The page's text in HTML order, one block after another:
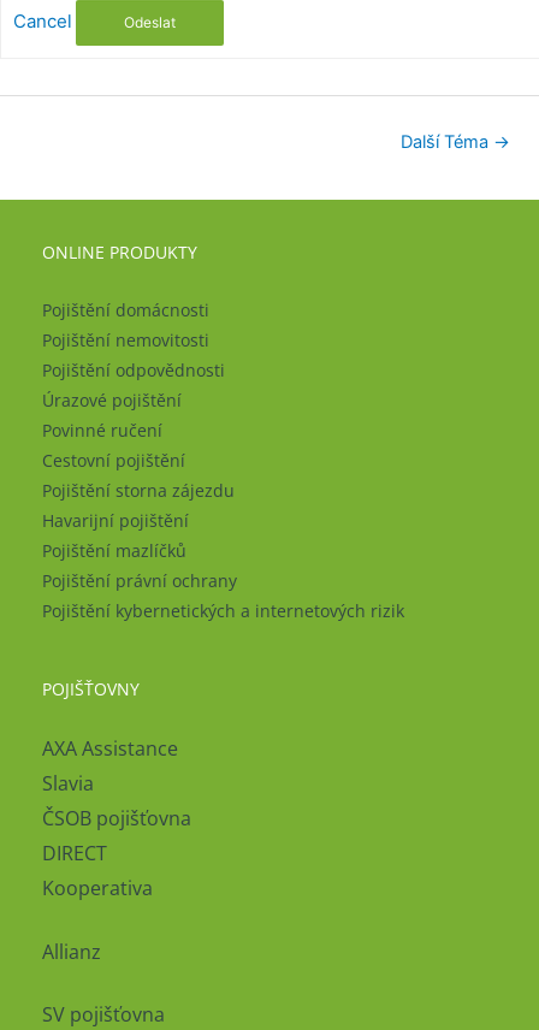
Cancel Odeslat
Další Téma →
ONLINE PRODUKTY
Pojištění domácnosti
Pojištění nemovitosti
Pojištění odpovědnosti
Úrazové pojištění
Povinné ručení
Cestovní pojištění
Pojištění storna zájezdu
Havarijní pojištění
Pojištění mazlíčků
Pojištění právní ochrany
Pojištění kybernetických a internetových rizik
POJIŠŤOVNY
AXA Assistance
Slavia
ČSOB pojišťovna
DIRECT
Kooperativa
Allianz
SV pojišťovna